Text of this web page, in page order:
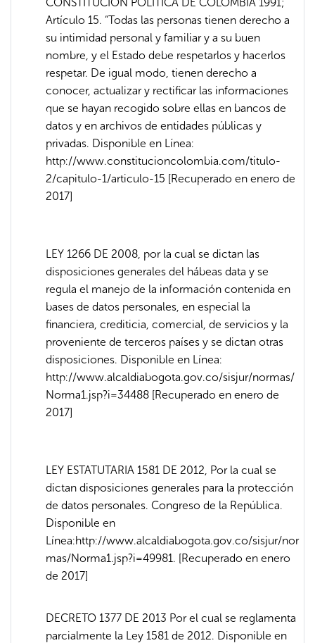
Artículo 15. “Todas las personas tienen derecho a
su intimidad personal y familiar y a su buen
nombre, y el Estado debe respetarlos y hacerlos
respetar. De igual modo, tienen derecho a
conocer, actualizar y rectificar las informaciones
que se hayan recogido sobre ellas en bancos de
datos y en archivos de entidades públicas y
privadas. Disponible en Línea:
http://www.constitucioncolombia.com/titulo-
2/capitulo-1/articulo-15 [Recuperado en enero de
2017]
LEY 1266 DE 2008, por la cual se dictan las
disposiciones generales del hábeas data y se
regula el manejo de la información contenida en
bases de datos personales, en especial la
financiera, crediticia, comercial, de servicios y la
proveniente de terceros países y se dictan otras
disposiciones. Disponible en Línea:
http://www.alcaldiabogota.gov.co/sisjur/normas/
Norma1.jsp?i=34488 [Recuperado en enero de
2017]
LEY ESTATUTARIA 1581 DE 2012, Por la cual se
dictan disposiciones generales para la protección
de datos personales. Congreso de la República.
Disponible en
Línea:http://www.alcaldiabogota.gov.co/sisjur/nor
mas/Norma1.jsp?i=49981. [Recuperado en enero
de 2017]
DECRETO 1377 DE 2013 Por el cual se reglamenta
parcialmente la Ley 1581 de 2012. Disponible en